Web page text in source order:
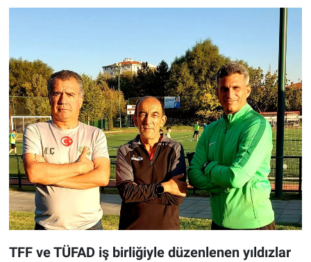
TFF ve TÜFAD iş birliğiyle düzenlenen yıldızlar
Yerel
Bilim ve Teknoloji